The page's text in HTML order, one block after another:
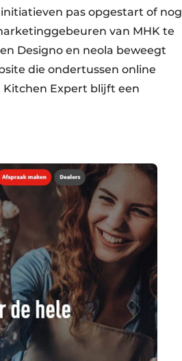
pas opgestart of nog
van MHK te
Designo en neola beweegt
die ondertussen online
Kitchen Expert blijft een